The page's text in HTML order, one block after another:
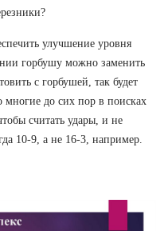
улучшение уровня
горбушу можно заменить
с горбушей, так будет
многие до сих пор в поисках
считать удары, и не
10-9, а не 16-3, например.